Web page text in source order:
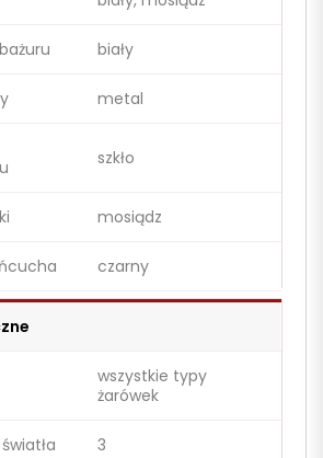
biały
metal
szkło
mosiądz
czarny
wszystkie typy
żarówek
3